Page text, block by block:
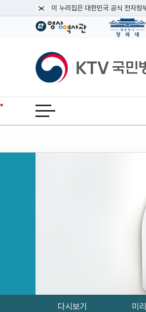
이 누리집은 대한민국 공식 전자정
공식 누리집 주소 확인하기
이밖에 or.kr 또는 .kr등 다른 도메
운영중인 공식 누리집보기
KTV국민방송
전체메뉴 열기
다시보기 미